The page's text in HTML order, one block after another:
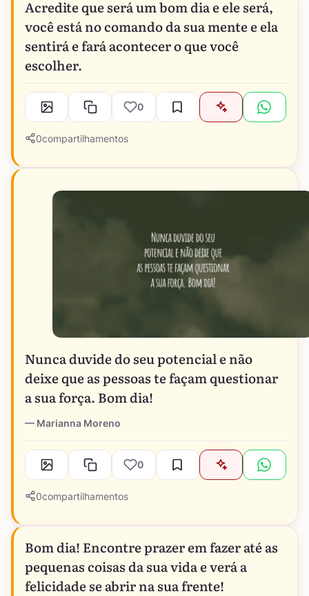
Acredite que será um bom dia e ele será,
você está no comando da sua mente e ela
sentirá e fará acontecer o que você
escolher.
0
0compartilhamentos
Nunca duvide do seu potencial e não
deixe que as pessoas te façam questionar
a sua força. Bom dia!
Marianna Moreno
0
0compartilhamentos
Bom dia! Encontre prazer em fazer até as
pequenas coisas da sua vida e verá a
felicidade se abrir na sua frente!